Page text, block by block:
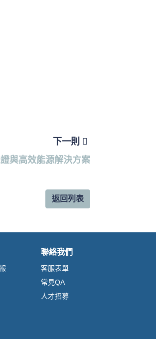
下一則
與高效能源解決方案
返回列表
聯絡我們
客服表單
常見QA
人才招募